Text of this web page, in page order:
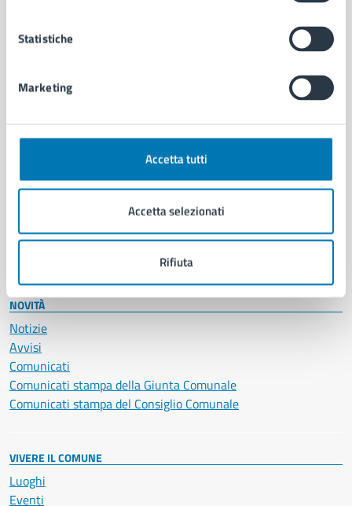
Statistiche
Marketing
Accetta tutti
Accetta selezionati
Rifiuta
CATEGORIE DI SERVIZIO
Anagrafe e stato civile
Autorizzazioni
Documenti e certificati
Giustizia e sicurezza pubblica
Imprese e commercio
Salute, benessere e assistenza
Servizi Cimiteriali
NOVITÀ
Notizie
Avvisi
Comunicati
Comunicati stampa della Giunta Comunale
Comunicati stampa del Consiglio Comunale
VIVERE IL COMUNE
Luoghi
Eventi